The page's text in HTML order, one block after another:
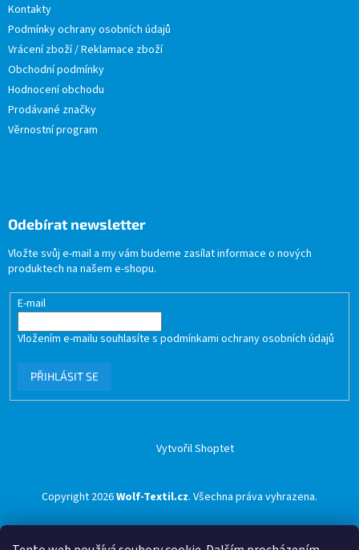
Kontakty
Podmínky ochrany osobních údajů
Vrácení zboží / Reklamace zboží
Obchodní podmínky
Hodnocení obchodu
Prodávané značky
Věrnostní program
Odebírat newsletter
Vložte svůj e-mail a my vám budeme zasílat informace o nových
produktech na našem e-shopu.
E-mail
Vložením e-mailu souhlasíte s podmínkami ochrany osobních údajů
PŘIHLÁSIT SE
Vytvořil Shoptet
Copyright 2026Wolf-Textil.cz. Všechna práva vyhrazena.